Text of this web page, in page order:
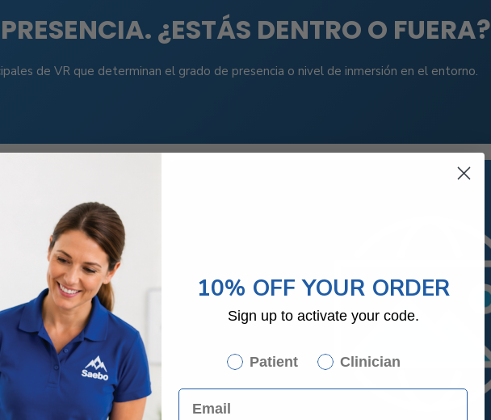
¿ESTÁS DENTRO O FUERA?
de VR que determinan el grado de presencia o nivel de inmersión en el entorno.
10% OFF YOUR ORDER
Sign up to activate your code.
Patient Clinician